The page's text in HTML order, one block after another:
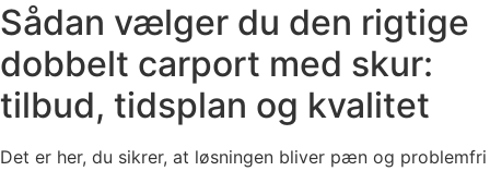
Sådan vælger du den rigtige
dobbelt carport med skur:
tilbud, tidsplan og kvalitet
Det er her, du sikrer, at løsningen bliver pæn og problemfri